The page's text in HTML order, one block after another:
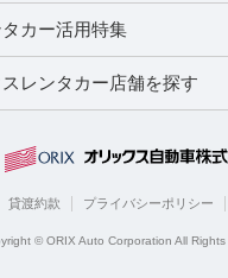
カー活用特集
レンタカー店舗を探す
貸渡約款 プライバシーポリシー
© ORIX Auto Corporation All Rights